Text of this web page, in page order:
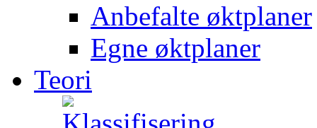
Anbefalte øktplaner
Egne øktplaner
Teori